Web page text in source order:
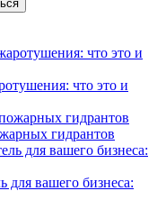
что это и
гидрантов
для вашего бизнеса: